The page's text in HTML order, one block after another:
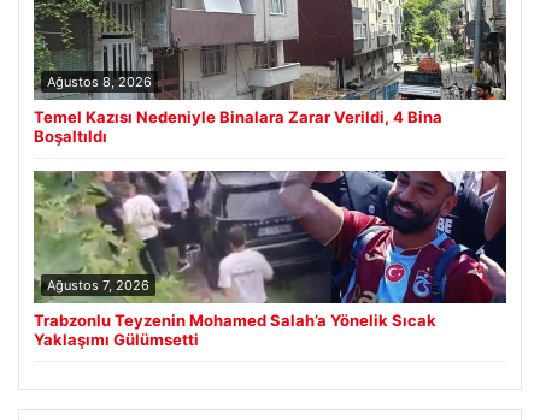
Ağustos 8, 2026
Temel Kazısı Nedeniyle Binalara Zarar Verildi, 4 Bina
Boşaltıldı
Ağustos 7, 2026
Trabzonlu Teyzenin Mohamed Salah’a Yönelik Sıcak
Yaklaşımı Gülümsetti